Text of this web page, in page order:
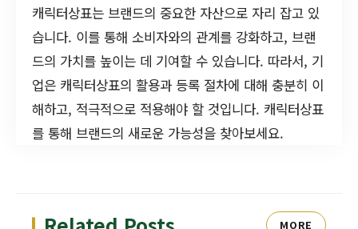
캐릭터상표는 브랜드의 중요한 자산으로 자리 잡고 있
습니다. 이를 통해 소비자와의 관계를 강화하고, 브랜
드의 가치를 높이는 데 기여할 수 있습니다. 따라서, 기
업은 캐릭터상표의 활용과 등록 절차에 대해 충분히 이
해하고, 적극적으로 적용해야 할 것입니다. 캐릭터상표
를 통해 브랜드의 새로운 가능성을 찾아보세요.
MORE